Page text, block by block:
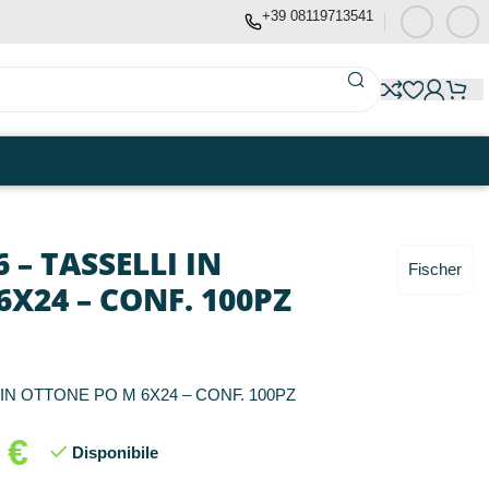
+39 08119713541
– TASSELLI IN
– CONF. 100PZ
Fischer
OTTONE PO M 6X24 – CONF. 100PZ
€ Disponibile